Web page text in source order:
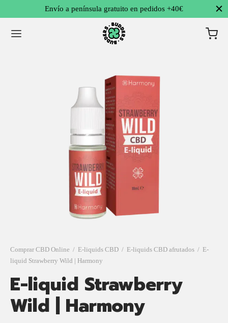
Envío a península gratuito en pedidos +40€
Comprar CBD Online / E-liquids CBD / E-liquids CBD afrutados / E-
liquid Strawberry Wild | Harmony
E-liquid Strawberry
Wild | Harmony